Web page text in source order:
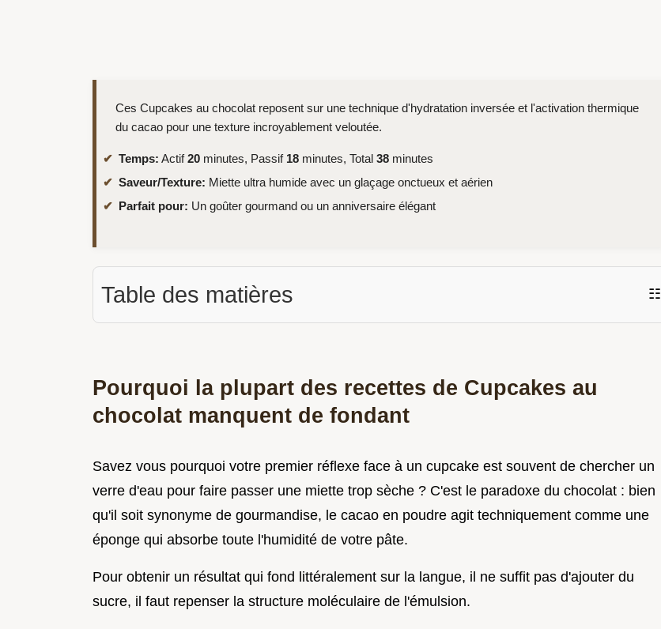
Ces Cupcakes au chocolat reposent sur une technique d'hydratation inversée et l'activation thermique
du cacao pour une texture incroyablement veloutée.
Temps: Actif20 minutes, Passif 18 minutes, Total 38 minutes
Saveur/Texture: Miette ultra humide avec un glaçage onctueux et aérien
Parfait pour: Un goûter gourmand ou un anniversaire élégant
Table des matières ☷
Pourquoi la plupart des recettes de Cupcakes au
chocolat manquent de fondant
Savez vous pourquoi votre premier réflexe face à un cupcake est souvent de chercher un
verre d'eau pour faire passer une miette trop sèche ? C'est le paradoxe du chocolat : bien
qu'il soit synonyme de gourmandise, le cacao en poudre agit techniquement comme une
éponge qui absorbe toute l'humidité de votre pâte.
Pour obtenir un résultat qui fond littéralement sur la langue, il ne suffit pas d'ajouter du
sucre, il faut repenser la structure moléculaire de l'émulsion.